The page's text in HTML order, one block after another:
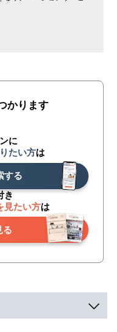
かります
に
たい方は
する
き
見たい方は
る